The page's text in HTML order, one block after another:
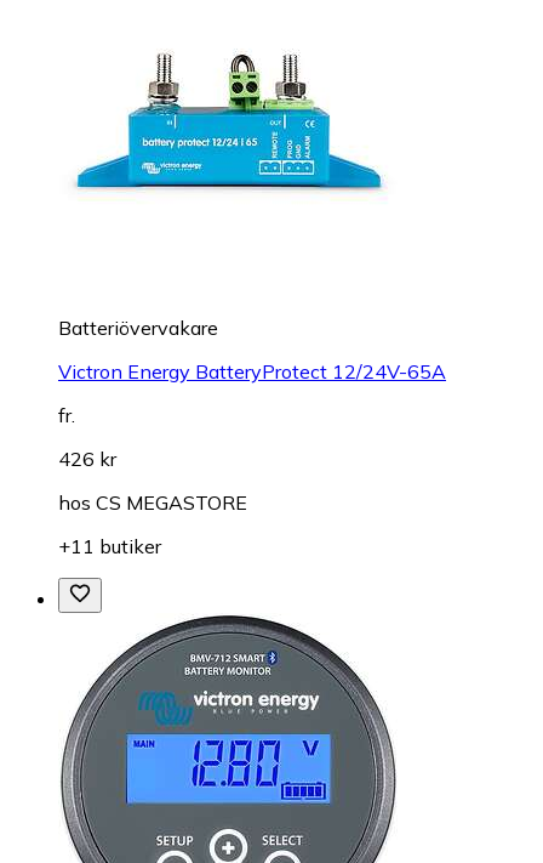
Batteriövervakare
Victron Energy BatteryProtect 12/24V-65A
fr.
426 kr
hos CS MEGASTORE
+11 butiker